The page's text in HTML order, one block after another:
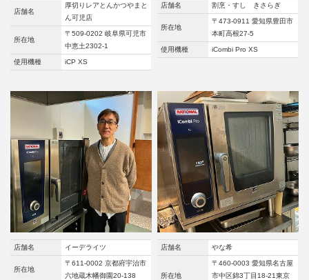
店舗名
厚切りレアとんかつやまと
ん可児店
所在地
〒509-0202 岐阜県可児市
中恵土2302-1
使用機種 iCP XS
店舗名 割烹・すし きさらぎ
所在地
〒473-0911 愛知県豊田市
本町高根27-5
使用機種 iCombi Pro XS
店舗名 イーデライツ
所在地
〒611-0002 京都府宇治市
六地蔵木幡御園20-138
店舗名 やな希
所在地
〒460-0003 愛知県名古屋
市中区錦3丁目18-21東京